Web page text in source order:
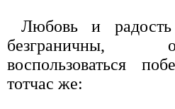
Любовь и
воспользоваться
тотчас же: